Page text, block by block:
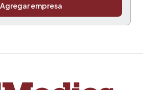
Agregar empresa